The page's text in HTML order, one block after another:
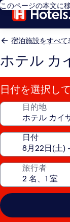
このページの本文に
宿泊施設をすべて
ホテル カ
日付を選択し
目的地
日付
旅行者